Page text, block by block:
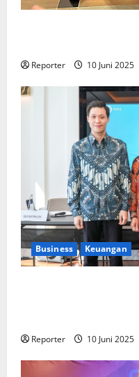
Reporter 10 Juni 2025
Business Keuangan
Reporter 10 Juni 2025